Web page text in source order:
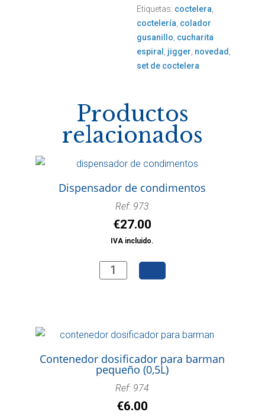
Etiquetas: coctelera
coctelería colador
gusanillo cucharita
espiral jigger novedad
set de coctelera
Productos
relacionados
Dispensador de condimentos
Ref: 973
€27.00
IVA incluido.
Dispensador
Contenedor dosificador para barman
pequeño (0,5L)
Ref: 974
€6.00